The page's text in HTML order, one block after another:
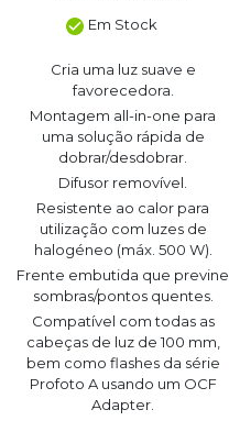
Em Stock
Cria uma luz suave e
favorecedora.
Montagem all-in-one para
uma solução rápida de
dobrar/desdobrar.
Difusor removível.
Resistente ao calor para
utilização com luzes de
halogéneo (máx. 500 W).
Frente embutida que previne
sombras/pontos quentes.
Compatível com todas as
cabeças de luz de 100 mm,
bem como flashes da série
Profoto A usando um OCF
Adapter.